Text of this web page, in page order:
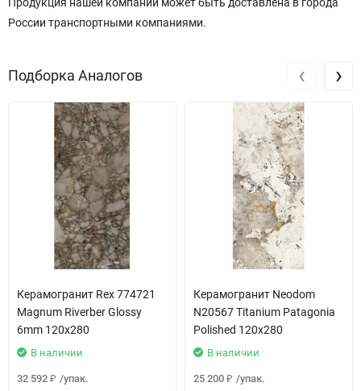
России транспортными компаниями.
Подборка Аналогов
Керамогранит Rex 774721
Magnum Riverber Glossy
6mm 120x280
В наличии
32 592 ₽ /упак.
Керамогранит Neodom
N20567 Titanium Patagonia
Polished 120x280
В наличии
25 200 ₽ /упак.
‹ ›